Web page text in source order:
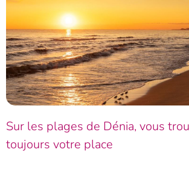
Sur les plages de Dénia, vous
toujours votre place